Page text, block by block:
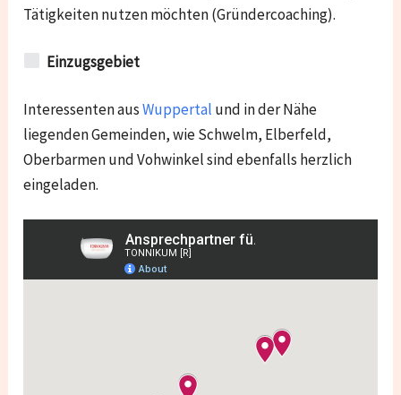
Tätigkeiten nutzen möchten (Gründercoaching).
Einzugsgebiet
Interessenten ausWuppertal und in der Nähe
liegenden Gemeinden, wieSchwelm, Elberfeld,
Oberbarmen und Vohwinkelsind ebenfalls herzlich
eingeladen.